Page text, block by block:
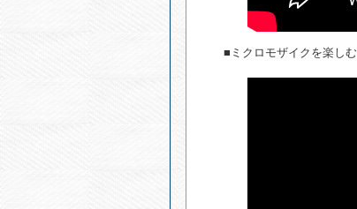
■ミクロモザイクを楽しむ